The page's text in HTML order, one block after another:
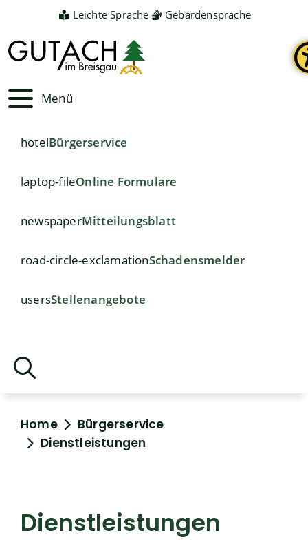
Leichte Sprache Gebärdensprache
Menü
hotelBürgerservice
laptop-fileOnline Formulare
newspaperMitteilungsblatt
road-circle-exclamationSchadensmelder
usersStellenangebote
Home
Bürgerservice
Dienstleistungen
Dienstleistungen